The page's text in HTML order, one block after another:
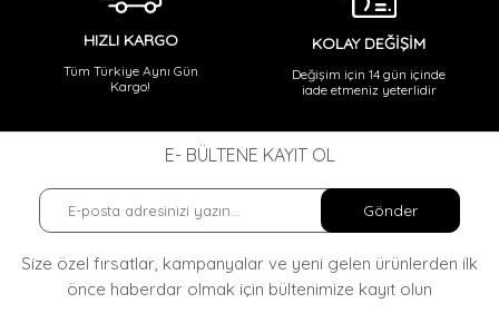
HIZLI KARGO
Tüm Türkiye Aynı Gün
Kargo!
KOLAY DEĞİŞİM
Değişim için 14 gün içinde
iade etmeniz yeterlidir
E- BÜLTENE KAYIT OL
Gönder
Size özel fırsatlar, kampanyalar ve yeni gelen ürünlerden ilk
önce haberdar olmak için bültenimize kayıt olun